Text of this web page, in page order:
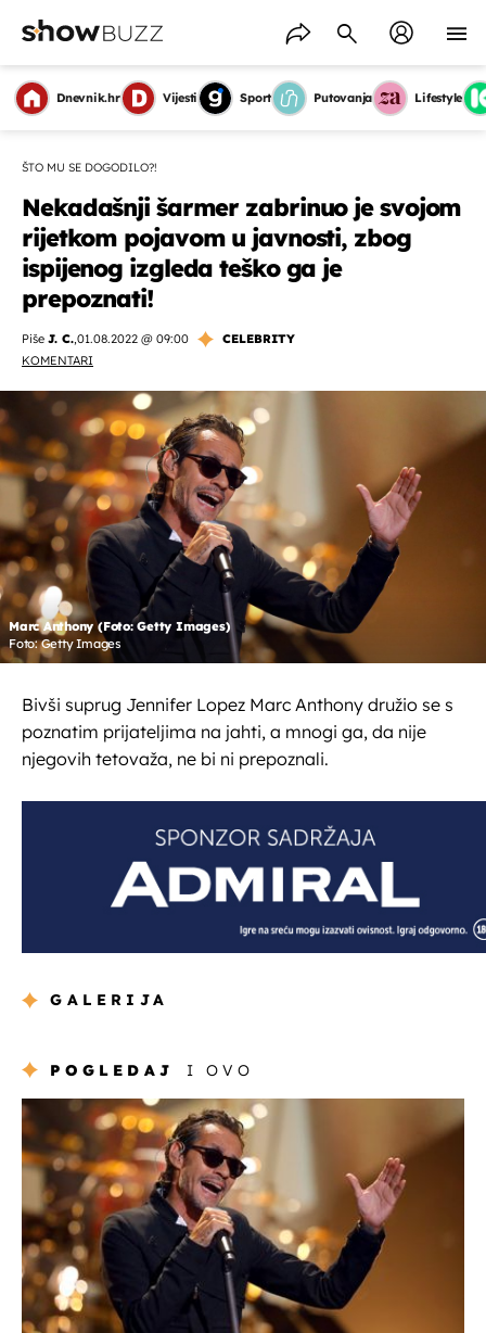
Dnevnik.hr Vijesti Sport Putovanja Lifestyle
ŠTO MU SE DOGODILO?!
Nekadašnji šarmer zabrinuo je svojom
rijetkom pojavom u javnosti, zbog
ispijenog izgleda teško ga je
prepoznati!
Piše J. C.,01.08.2022 @ 09:00
CELEBRITY
KOMENTARI
Marc Anthony (Foto: Getty Images)
Foto: Getty Images
Bivši suprug Jennifer Lopez Marc Anthony družio se s
poznatim prijateljima na jahti, a mnogi ga, da nije
njegovih tetovaža, ne bi ni prepoznali.
GALERIJA
POGLEDAJ I OVO
OMOGUĆI OBAVIJESTI